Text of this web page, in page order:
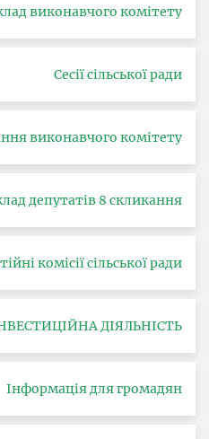
виконавчого комітету
Сесії сільської ради
виконавчого комітету
депутатів 8 скликання
комісії сільської ради
ДІЯЛЬНІСТЬ
Інформація для громадян